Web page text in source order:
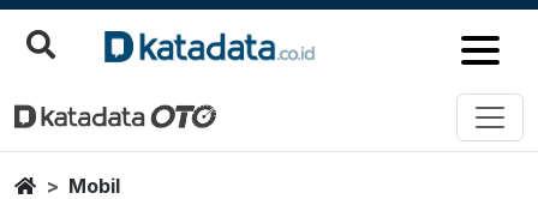
HomeMobil